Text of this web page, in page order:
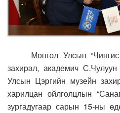
Монгол Улсын “Чингис
захирал, академич
Улсын Цэргийн музейн
харилцан ойлголцлын
зургадугаар сарын 15-ны